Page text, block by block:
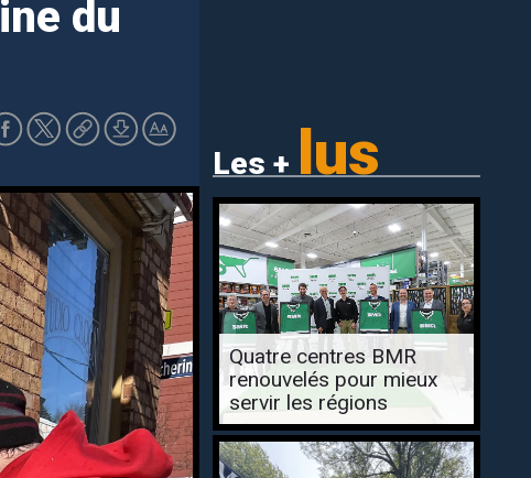
du
Les + lus
Quatre centres BMR
renouvelés pour mieux
servir les régions